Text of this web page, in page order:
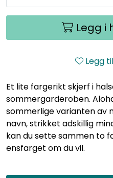
Legg i
Legg
Et lite fargerikt skjerf i
sommergarderoben.
sommerlige varianten av
navn, strikket adskillig
kan du sette sammen to
ensfarget om du vil.